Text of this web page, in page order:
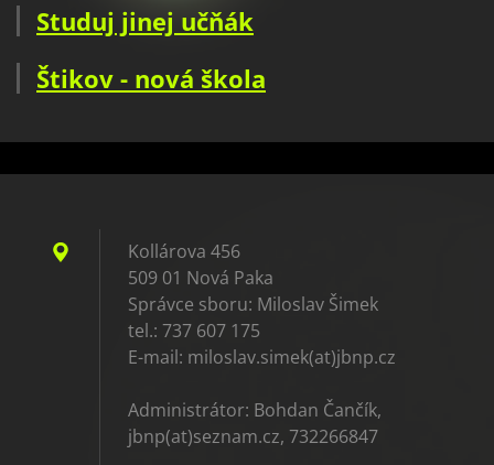
Studuj jinej učňák
Štikov - nová škola
Kollárova 456
509 01 Nová Paka
Správce sboru: Miloslav Šimek
tel.: 737 607 175
E-mail: miloslav.simek(at)jbnp.cz
Administrátor: Bohdan Čančík,
jbnp(at)seznam.cz, 732266847